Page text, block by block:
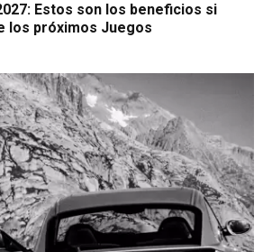
Estos son los beneficios si
los próximos Juegos